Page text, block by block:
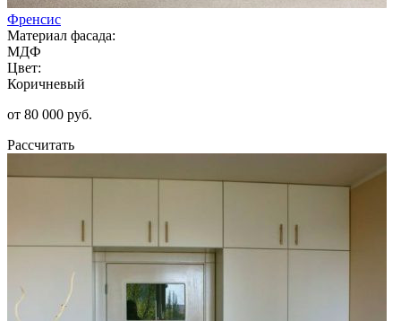
Френсис
Материал фасада:
МДФ
Цвет:
Коричневый
от 80 000 руб.
Рассчитать